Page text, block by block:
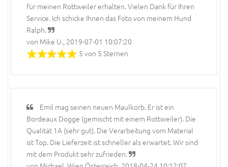
für meinen Rottweiler erhalten. Vielen Dank für Ihren
Service. Ich schicke Ihnen das Foto von meinem Hund
Ralph.
von Mike U., 2019-07-01 10:07:20
5 von 5 Sternen
Emil mag seinen neuen Maulkorb. Er ist ein
Bordeaux Dogge (gemischt mit einem Rottweiler). Die
Qualität 1A (sehr gut). Die Verarbeitung vom Material
ist Top. Die Lieferzeit ist schneller als erwartet. Wir sind
mit dem Produkt sehr zufrieden.